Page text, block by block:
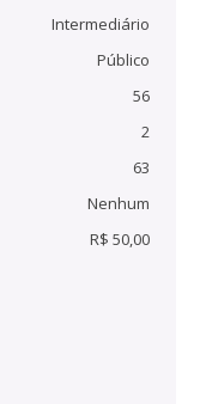
Intermediário
Público
56
2
63
Nenhum
R$ 50,00